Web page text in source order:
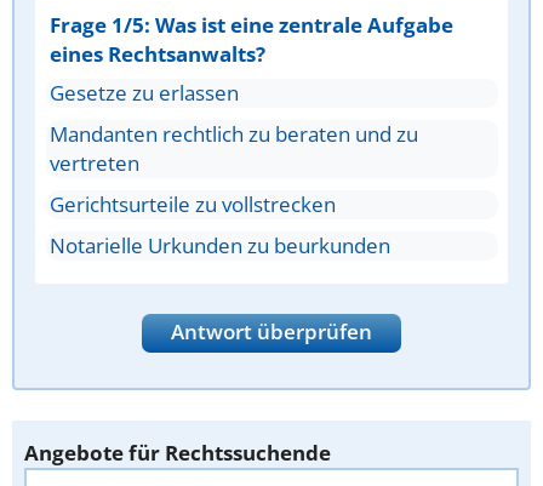
Frage 1/5: Was ist eine zentrale Aufgabe
eines Rechtsanwalts?
Gesetze zu erlassen
Mandanten rechtlich zu beraten und zu
vertreten
Gerichtsurteile zu vollstrecken
Notarielle Urkunden zu beurkunden
Antwort überprüfen
Angebote für Rechtssuchende